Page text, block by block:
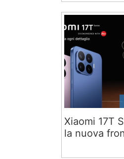
Xiaomi 17T
la nuova